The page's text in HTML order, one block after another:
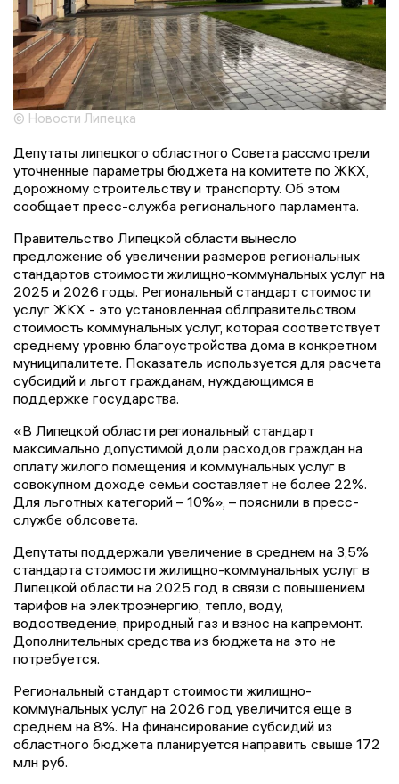
© Новости Липецка
Депутаты липецкого областного Совета рассмотрели
уточненные параметры бюджета на комитете по ЖКХ,
дорожному строительству и транспорту. Об этом
сообщает пресс-служба регионального парламента.
Правительство Липецкой области вынесло
предложение об увеличении размеров региональных
стандартов стоимости жилищно-коммунальных услуг на
2025 и 2026 годы. Региональный стандарт стоимости
услуг ЖКХ - это установленная облправительством
стоимость коммунальных услуг, которая соответствует
среднему уровню благоустройства дома в конкретном
муниципалитете. Показатель используется для расчета
субсидий и льгот гражданам, нуждающимся в
поддержке государства.
«В Липецкой области региональный стандарт
максимально допустимой доли расходов граждан на
оплату жилого помещения и коммунальных услуг в
совокупном доходе семьи составляет не более 22%.
Для льготных категорий – 10%», – пояснили в пресс-
службе облсовета.
Депутаты поддержали увеличение в среднем на 3,5%
стандарта стоимости жилищно-коммунальных услуг в
Липецкой области на 2025 год в связи с повышением
тарифов на электроэнергию, тепло, воду,
водоотведение, природный газ и взнос на капремонт.
Дополнительных средства из бюджета на это не
потребуется.
Региональный стандарт стоимости жилищно-
коммунальных услуг на 2026 год увеличится еще в
среднем на 8%. На финансирование субсидий из
областного бюджета планируется направить свыше 172
млн руб.